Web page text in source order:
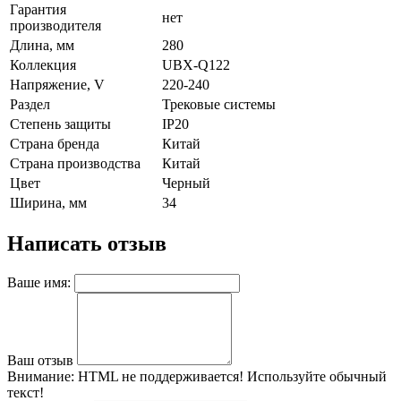
Гарантия
производителя
нет
Длина, мм
280
Коллекция
UBX-Q122
Напряжение, V
220-240
Раздел
Трековые системы
Степень защиты
IP20
Страна бренда
Китай
Страна производства
Китай
Цвет
Черный
Ширина, мм
34
Написать отзыв
Ваше имя:
Ваш отзыв
Внимание: HTML не поддерживается! Используйте обычный
текст!